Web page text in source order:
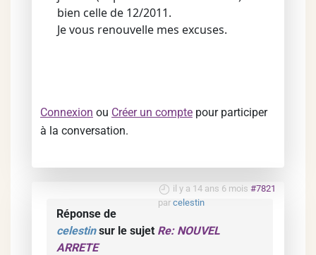
bien celle de 12/2011.
Je vous renouvelle mes excuses.
Connexion ou Créer un compte pour participer
à la conversation.
il y a 14 ans 6 mois #7821
par celestin
Réponse de
celestinsur le sujet Re: NOUVEL
ARRETE